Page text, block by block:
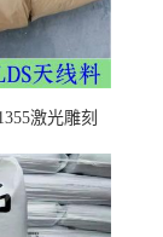
激光雕刻